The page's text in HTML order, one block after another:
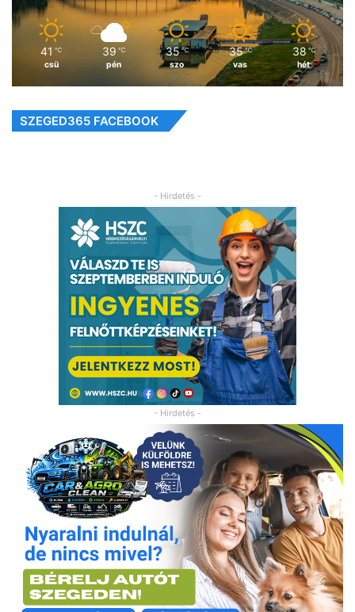
41 ℃
csü
39 ℃
pén
35 ℃
szo
35 ℃
vas
38 ℃
hét
SZEGED365 FACEBOOK
- Hirdetés -
- Hirdetés -